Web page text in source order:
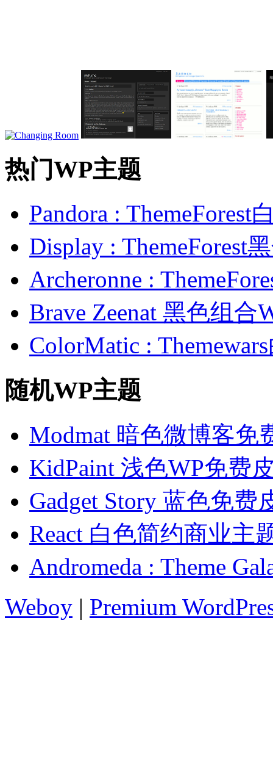
热门WP主题
Pandora : ThemeForest
Display : ThemeForest
Archeronne :
Brave Zeenat 黑色组合
ColorMatic :
随机WP主题
Modmat 暗色微博客免
KidPaint 浅色WP免费
Gadget Story 蓝色免费
React 白色简约商业主
Andromeda : Theme
Weboy | Premium